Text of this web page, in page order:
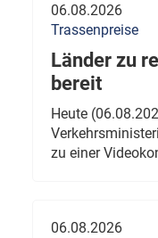
06.08.2026
Trassenpreise
Länder zu
bereit
Heute
zu einer
06.08.2026